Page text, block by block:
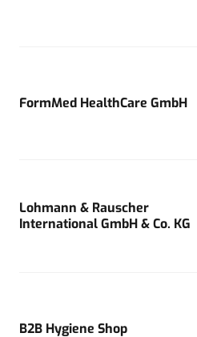
FormMed HealthCare GmbH
Lohmann & Rauscher
International GmbH & Co. KG
B2B Hygiene Shop